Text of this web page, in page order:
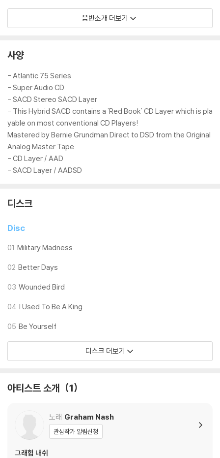
만약 Déjà Vu가 네 명의 자아가 뒤섞인 거친 협곡 파티였다면, Songs fo
r Beginners는 나쉬가 그 후 맞이한 내면의 성찰, 즉 실연과 희망, 그리고
든 시간을 보내던 중 이 앨범을 녹음했고, 그 우울함이 음악 곳곳에 스며들
하지만 이 앨범을 단순히 이별의 아픔에 젖어 있는 앨범으로 오해하지 마
세요. 오히려 행동을 촉구하는 메시지와 함께, 내쉬를 당대 없어서는 안 될
중요한 목소리로 만든 포크록 찬가들로 가득 차 있다. CSN의 포크록 하모
니를 좋아하면서도 더욱 개인적이고 솔직한 감성을 갈망한다면, 이 앨범은
꼭 들어봐야 할 작품이다.
애틀랜틱 레코드 75주년 기념
"75 for 75"는 애틀랜틱 레코드의 유구한 역사를 자랑하는 음반들을 엄선
음반소개 더보기
사양
- Atlantic 75 Series
- Super Audio CD
- SACD Stereo SACD Layer
- This Hybrid SACD contains a 'Red Book' CD Layer which is pla
yable on most conventional CD Players!
Mastered by Bernie Grundman Direct to DSD from the Original
Analog Master Tape
- CD Layer / AAD
- SACD Layer / AADSD
디스크
Disc
01 Military Madness
02 Better Days
03 Wounded Bird
04 I Used To Be A King
05 Be Yourself
디스크 더보기
아티스트 소개 1
노래 Graham Nash
관심작가 알림신청
그래험 내쉬